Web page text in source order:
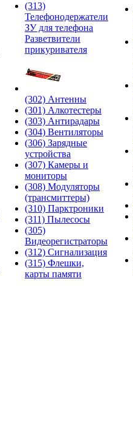
(313)
Телефонодержатели
ЗУ для телефона
Разветвители
прикуривателя
(302) Антенны
(301) Алкотестеры
(303) Антирадары
(304) Вентиляторы
(306) Зарядные
устройства
(307) Камеры и
мониторы
(308) Модуляторы
(трансмиттеры)
(310) Парктроники
(311) Пылесосы
(305)
Видеорегистраторы
(312) Сигнализация
(315) Флешки,
карты памяти